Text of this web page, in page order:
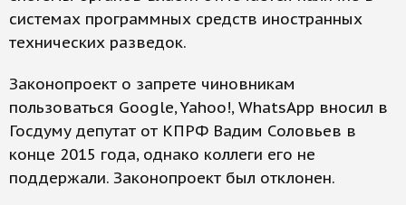
системах программных средств иностранных
технических разведок.
Законопроект о запрете чиновникам
пользоваться Google, Yahoo!, WhatsApp вносил в
Госдуму депутат от КПРФ Вадим Соловьев в
конце 2015 года, однако коллеги его не
поддержали. Законопроект был отклонен.